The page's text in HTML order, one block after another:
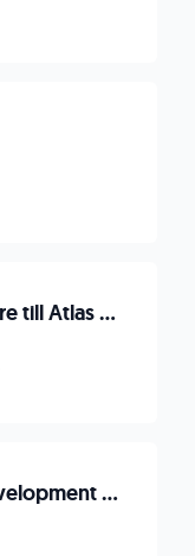
Teknisk säljare till Atlas Copco Compressor, Jönköping/Borås
Business Development Manager Pumps